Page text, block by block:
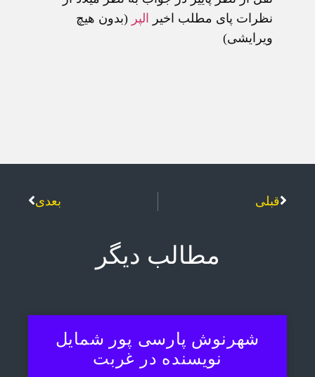
نظرات پای مطلب اخير
الپر (بدون هيچ
ويرايشی)
قبلی بعدی
مطالب دیگر
شهرنوش پارسی پور شمایل
نویسنده در غربت